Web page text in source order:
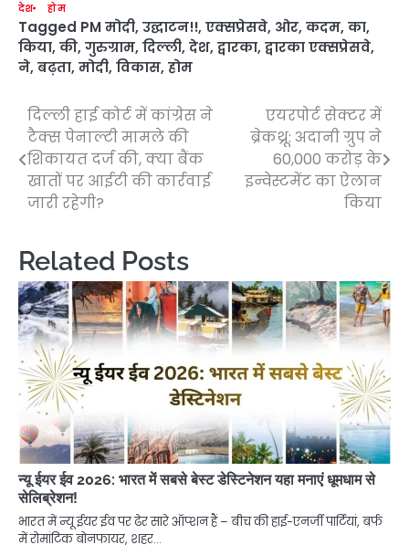
देश होम
Tagged PM मोदी, उद्घाटन!!, एक्सप्रेसवे, ओर, कदम, का,
किया, की, गुरुग्राम, दिल्ली, देश, द्वारका, द्वारका एक्सप्रेसवे,
ने, बढ़ता, मोदी, विकास, होम
Post
navigation
दिल्ली हाई कोर्ट में कांग्रेस ने
टैक्स पेनाल्टी मामले की
शिकायत दर्ज की, क्या बैंक
खातों पर आईटी की कार्रवाई
जारी रहेगी?
एयरपोर्ट सेक्टर में
ब्रेकथ्रू: अदानी ग्रुप ने
60,000 करोड़ के
इन्वेस्टमेंट का ऐलान
किया
Related Posts
न्यू ईयर ईव 2026: भारत में सबसे बेस्ट डेस्टिनेशन यहा मनाएं धूमधाम से
सेलिब्रेशन!
भारत में न्यू ईयर ईव पर ढेर सारे ऑप्शन हैं – बीच की हाई-एनर्जी पार्टियां, बर्फ
में रोमांटिक बोनफायर, शहर…